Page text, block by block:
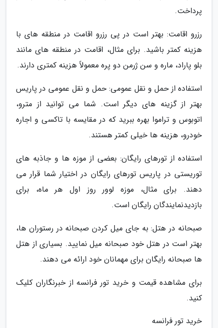
پرداخت.
رزرو اقامت: بهتر است در پی رزرو اقامت در منطقه های با
هزینه کمتر باشید. برای مثال، اقامت در منطقه های مانند
بلو پاراد، ماره و سن ژرمن دو پره معمولاً هزینه کمتری دارند.
استفاده از حمل و نقل عمومی: حمل و نقل عمومی در پاریس
بهتر از گزینه های دیگر است. شما می توانید از مترو،
اتوبوس و تراموا بهره ببرید که در مقایسه با تاکسی و اجاره
خودرو، هزینه ها خیلی کمتر هستند.
استفاده از تورهای رایگان: بعضی از موزه ها و جاذبه های
توریستی در پاریس تورهای رایگان در اختیار شما قرار می
دهند. برای مثال، موزه لوور روز اول هر ماه، برای
بازدیدنمایندگان رایگان است.
صبحانه در هتل: به جای میل کردن صبحانه در رستوران ها،
بهتر است در هتل خود صبحانه میل نمایید. بسیاری از هتل
ها صبحانه رایگان برای مهمانان خود ارائه می دهند.
برای مشاهده قیمت و خرید تور فرانسه از خبرنگاران کلیک
کنید.
خرید تور فرانسه